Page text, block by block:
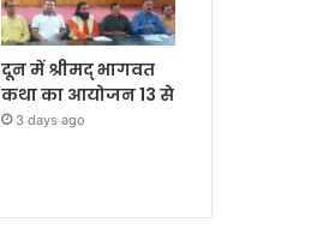
दून में श्रीमद् भागवत
कथा का आयोजन 13 से
3 days ago